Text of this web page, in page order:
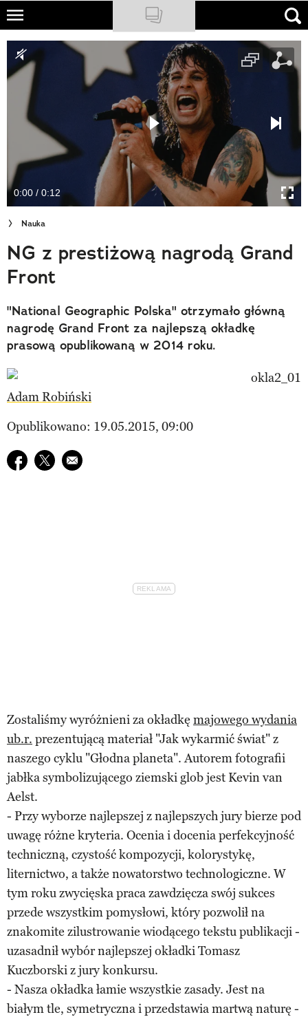
Skip
main
content
NATIONAL GEOGRAPHIC
TRAVELER
PODCASTY
Newsletter
Cuda Polski
Wielki Konkurs Fotograficzny
Trendbook Podróżniczy
Polecane
0:00 / 0:12
Nauka
NG z prestiżową nagrodą Grand
Front
"National Geographic Polska" otrzymało główną
nagrodę Grand Front za najlepszą okładkę
prasową opublikowaną w 2014 roku.
Adam Robiński
Opublikowano: 19.05.2015, 09:00
Udostępnij na facebook
Udostępnij na twitter
E-mail do przyjaciela
Zostaliśmy wyróżnieni za okładkę majowego wydania
ub.r. prezentującą materiał "Jak wykarmić świat" z
naszego cyklu "Głodna planeta". Autorem fotografii
jabłka symbolizującego ziemski glob jest Kevin van
Aelst.
- Przy wyborze najlepszej z najlepszych jury bierze pod
uwagę różne kryteria. Ocenia i docenia perfekcyjność
techniczną, czystość kompozycji, kolorystykę,
liternictwo, a także nowatorstwo technologiczne. W
tym roku zwycięska praca zawdzięcza swój sukces
przede wszystkim pomysłowi, który pozwolił na
znakomite zilustrowanie wiodącego tekstu publikacji -
uzasadnił wybór najlepszej okładki Tomasz
Kuczborski z jury konkursu.
- Nasza okładka łamie wszystkie zasady. Jest na
białym tle, symetryczna i przedstawia martwą naturę -